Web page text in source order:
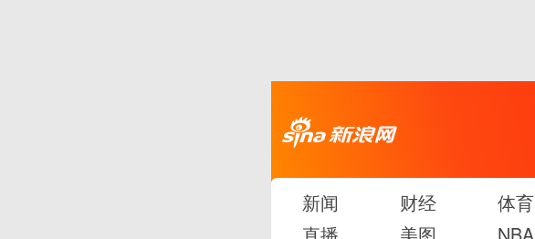
新闻 财经 体育